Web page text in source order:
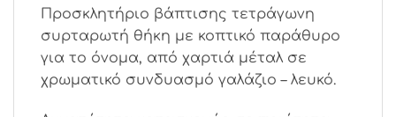
Προσκλητήριο βάπτισης τετράγωνη
συρταρωτή θήκη με κοπτικό παράθυρο
για το όνομα, από χαρτιά μέταλ σε
χρωματικό συνδυασμό γαλάζιο – λευκό.